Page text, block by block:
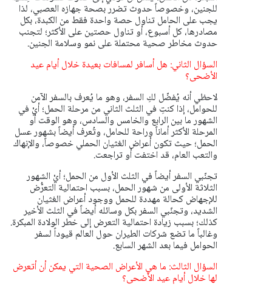
للجنين، وخصوصاً حدوث تضرر بصحة جهازه العصبي، لذا
يجب على الحامل تناول حصة واحدة فقط من الكبدة، بكل
مصادرها، كل أسبوع، أو تناول حصتين على الأكثر؛ لتجنب
حدوث مخاطر صحية محتملة على نمو وسلامة الجنين.
السؤال الثاني: هل أسافر لمسافات بعيدة خلال أيام عيد
الأضحى؟
لاحظي أنه يُفضّل لكِ السفر، وهو ما يُعرف بالسفر الآمن
للحوامل، إذا كنتِ في الثلث الثاني من مرحلة الحمل؛ أيْ في
الشهور ما بين الرابع والخامس والسادس، وهو الوقت أو
المرحلة الأكثر أماناً وراحة للحامل، وتُعرف أيضاً بشهور عسل
الحمل؛ حيث تكون أعراض الغثيان الحملي خصوصاً، والإنهاك
والتعب العام، قد اختفت أو تراجعت.
تجنّبي السفر أيضاً في الثلث الأول من الحمل؛ أيْ الشهور
الثلاثة الأولى من شهور الحمل، بسبب احتمالية التعرُّض
للإجهاض كحالة مهددة للحمل ووجود أعراض الغثيان
الشديد، وتجنّبي السفر بكل وسائله أيضاً في الثلث الأخير
كذلك؛ بسبب زيادة احتمالية التعرض إلى خطر الولادة المبكرة.
وغالباً ما تضع شركات الطيران حول العالم قيوداً لسفر
الحوامل فيما بعد الشهر السابع.
السؤال الثالث: ما هي الأعراض الصحية التي يمكن أن أتعرض
لها خلال أيام عيد الأضحى؟